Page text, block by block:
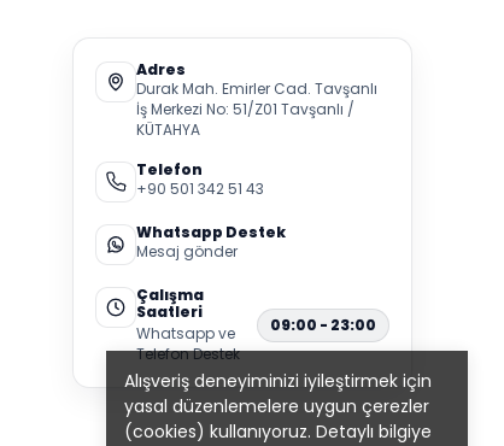
Alışveriş deneyiminizi iyileştirmek için
yasal düzenlemelere uygun çerezler
(cookies) kullanıyoruz. Detaylı bilgiye
Adres
Durak Mah. Emirler Cad. Tavşanlı
İş Merkezi No: 51/Z01 Tavşanlı /
KÜTAHYA
Telefon
+90 501 342 51 43
Whatsapp Destek
Mesaj gönder
Çalışma
Saatleri
Whatsapp ve
Telefon Destek
09:00 - 23:00